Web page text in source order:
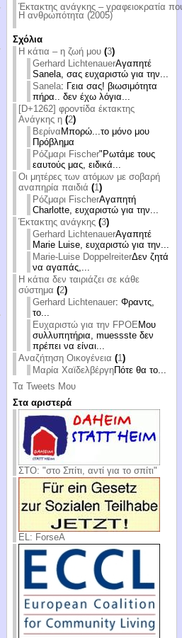
Έκτακτης ανάγκης – γραφειοκρατία
Η ανθρωπότητα (2005)
Σχόλια
Η κάτια – η ζωή μου(3)
Gerhard LichtenauerΑγαπητέ
Sanela, σας ευχαριστώ για την...
Sanela: Γεια σας! βιωσιμότητα
πήρα.. δεν έχω λόγια...
[D+1262] φροντίδα έκτακτης
Ανάγκης η(2)
Βερίνα Μπορώ...το μόνο μου
Πρόβλημα
Ρόζμαρι Fischer"Ρωτάμε τους
εαυτούς μας, ειδικά...
Οι μητέρες των ατόμων με σοβαρή
αναπηρία παιδιά (1 )
Ρόζμαρι FischerΑγαπητή
Charlotte, ευχαριστώ για την...
Έκτακτης ανάγκης(3)
Gerhard LichtenauerΑγαπητέ
Marie Luise, ευχαριστώ για την...
Marie-Luise DoppelreiterΔεν ζητά
να αγαπάς,...
Η κάτια δεν ταιριάζει σε κάθε
σύστημα (2)
Gerhard Lichtenauer: Φραντς,
το...
Ευχαριστώ για την FPOE Μου
συλλυπητήρια, muessste δεν
πρέπει να είναι...
Αναζήτηση Οικογένεια (1 )
Μαρία ΧαϊδελβέργηΠότε θα το...
Τα Tweets Μου
Στα αριστερά
ΣΤΟ: "στο Σπίτι, αντί για το σπίτι"
EL: ForseA